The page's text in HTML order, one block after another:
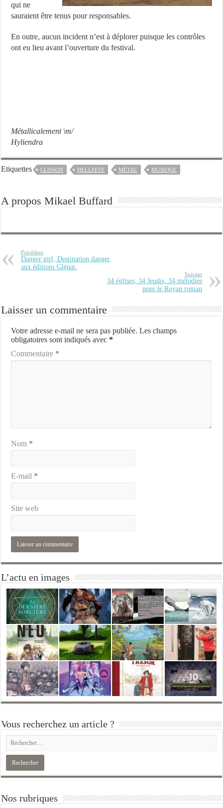
qui ne
sauraient être tenus pour responsables.
En outre, aucun incident n’est à déplorer puisque les contrôles
ont eu lieu avant l’ouverture du festival.
Métallicalement \m/
Hyliendra
Etiquettes CLISSON HELLFEST MÉTAL MUSIQUE
A propos Mikael Buffard
Précédent
Danger girl, Destination danger,
aux éditions Glénat.
Suivant
34 églises, 34 Jeudis, 34 mélodies
pour le Royan roman
Laisser un commentaire
Votre adresse e-mail ne sera pas publiée. Les champs
obligatoires sont indiqués avec *
Commentaire *
Nom *
E-mail *
Site web
L’actu en images
Vous recherchez un article ?
Nos rubriques